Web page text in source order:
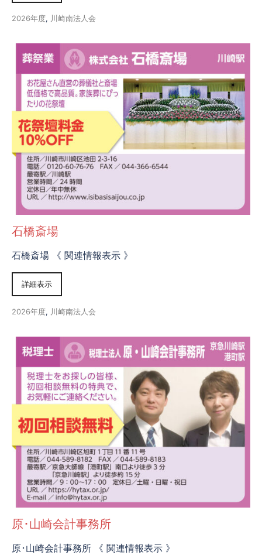
2026年度, 川崎南法人会
石橋斎場
石橋斎場 《 関連情報表示 》
詳細表示
2026年度, 川崎南法人会
原･山崎会計事務所
原･山崎会計事務所 《 関連情報表示 》